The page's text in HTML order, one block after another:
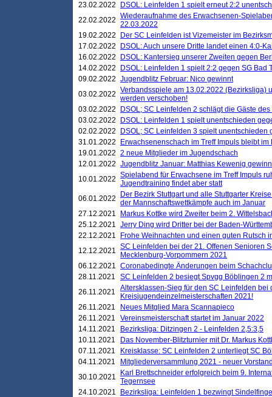
23.02.2022
DSOL: Leinfelden 1 spielt erneut 2:2
22.02.2022 Wiederaufnahme des Erwachsenen-
22.03.2022
19.02.2022
Der SC Leinfelden ist Vizemeister im
17.02.2022
DSOL: Auch unsere Dritte landet einen 4:0-
16.02.2022
DSOL: Kantersieg unserer Zweiten gegen
14.02.2022
DSOL: Leinfelden 1 spielt 2:2 gegen SG Bad
09.02.2022 Jugendblitz Februar: Nico gewinnt
03.02.2022 Verbandsspiele am 13.02.2022 (Bezirksliga)
werden verschoben!
03.02.2022
DSOL; SC Leinfelden 2 schlägt die Gäste
03.02.2022
DSOL: Leinfelden 1 spielt unentschieden
02.02.2022
DSOL; SC Leinfelden 3 spielt unentschieden
31.01.2022
Erwachsenenschach im Treff Impuls bleibt
19.01.2022 2 neue Mitglieder im Jugendschach
12.01.2022 Jugendblitz Januar: Matthias Kewenig
10.01.2022 Spielabend für Erwachsene im Treff Impuls
Jugendtraining findet aber statt
06.01.2022
Der Bezirk Stuttgart und alle Stuttgarter
der Mannschaftswettkämpfe auch im Januar
27.12.2021
Markus Kottke wird Zweiter beim 2.
25.12.2021 Jerry Ding wird Dritter bei der Baden-
22.12.2021
Frohe Weihnachten und einen guten Rutsch
12.12.2021 SC Leinfelden bei der 21. Offenen Senioren
Mecklenburg-Vorpommern 2021
06.12.2021 Coronabedingte Änderungen beim
28.11.2021
SC Leinfelden 2 besiegt Spvgg Böblingen 2
26.11.2021
Altersklassen-Sieg für den SC Leinfelden bei
Kreisjugendeinzelmeisterschaften 2021!
26.11.2021
Neues Mitglied Mara Scannapieco
26.11.2021
Vereinsmeisterschaft startet im Januar 2022
14.11.2021
Bezirksliga: Ditzingen 2 - Leinfelden 2,5:3,5
10.11.2021
Das November-Blitzturnier mit Dr. Markus
07.11.2021
Kreisklasse: SC Leinfelden 2 unterliegt SC
04.11.2021
Mitgliederversammlung 2021 - neuer
30.10.2021
Karl Brettschneider erfolgreich beim 9.
Tegernsee
24.10.2021
Bezirksliga: Leinfelden 1 bezwingt